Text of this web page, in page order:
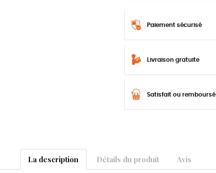
Paiement sécurisé
Livraison gratuite
Satisfait ou remboursé
La description Détails du produit Avis